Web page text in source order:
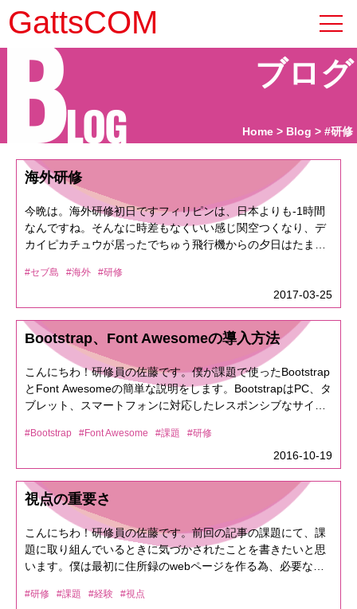
GattsCOM
ブログ
BLOG Home Blog #研修
海外研修
今晩は。海外研修初日ですフィリピンは、日本よりも-1時間
なんですね。そんなに時差もなくいい感じ関空つくなり、デ
カイピカチュウが居ったでちゅう飛行機からの夕日はたまら
ました！30分くらいでホテル到着！！ホテルめちゃめちゃ奇
麗！！明日部屋の写真とかアップします！かなり奇麗です
か、Wi-Fiが………遅い、切れる……使い物にならない。モバ
イルWi-Fiレンタルしててよかった〜とりあえず、早速街に出
て晩飯安定の中華！！そして安い！！1ペソ2.3円くらいです
ね。ホテルに到着したのが20時頃で、いろいろハプニングが
ありで街に出れたのが21時半くらいだったので今日は早めに
ホテルに戻り明日に備えます！！明日も更新しまーーー
す！！！
#セブ島 #海外 #研修
2017-03-25
Bootstrap、Font Awesomeの導入方法
こんにちわ！研修員の佐藤です。僕が課題で使ったBootstrap
とFont Awesomeの簡単な説明をします。BootstrapはPC、タ
ブレット、スマートフォンに対応したレスポンシブなサイト
す。Font Awesomeはいろいろな種類のアイコンを使うのに
便利なツールです。ではさっそく紹介していきます！まずは
準備で<head>～</head>の間に下記の「<link rel="～」から始
まる二行を入れます。● Bootstrap ・入力フォームの変え方
入力フォーム ← デフォルト入力フォーム ← Bootstrap入力フ
control"」を追加してみました。 コードの「<div
class="container">」「<div class="row">」「<div class="col-
xs-2">」はbootstrapのグリッドシステムというもので、同じ
ページをスマホや大画面のPCで見た時にそれぞれの画面に対
#Bootstrap #Font Awesome #課題 #研修
2016-10-19
視点の重要さ
こんにちわ！研修員の佐藤です。前回の記事の課題にて、課
題に取り組んでいるときに気づかされたことを書きたいと思
います。僕は最初に住所録のwebページを作る為、必要な機
るときにどう使われるかを考えろ」とご指摘いただきまし
#研修 #課題 #経験 #視点